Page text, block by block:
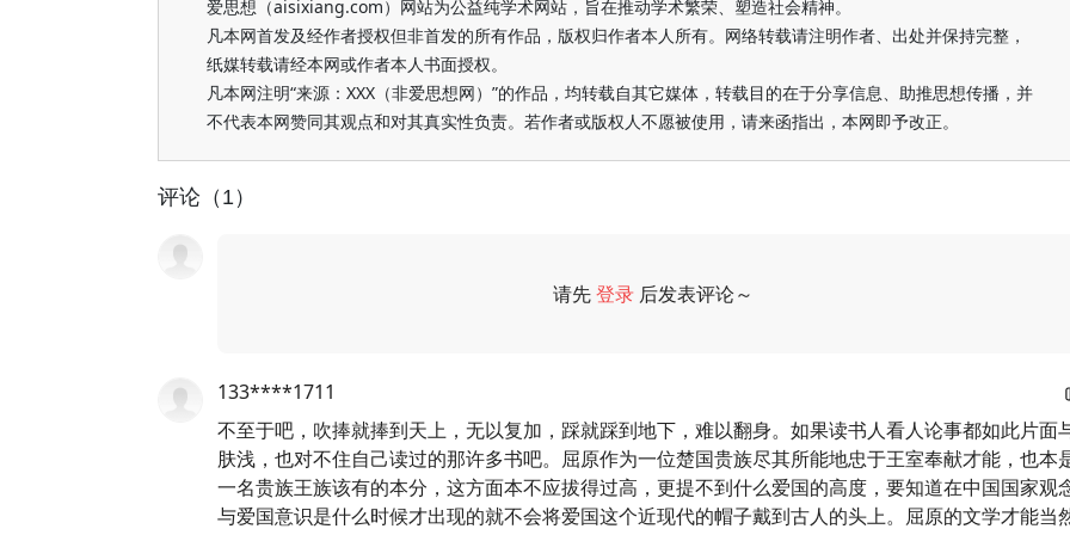
爱思想（aisixiang.com）网站为公益纯学术网站，旨在推动学术繁荣、塑造社会精神。
凡本网首发及经作者授权但非首发的所有作品，版权归作者本人所有。网络转载请注明作者、出处并保持完整，
纸媒转载请经本网或作者本人书面授权。
凡本网注明“来源：XXX（非爱思想网）”的作品，均转载自其它媒体，转载目的在于分享信息、助推思想传播，并
不代表本网赞同其观点和对其真实性负责。若作者或版权人不愿被使用，请来函指出，本网即予改正。
评论（1）
请先登录 后发表评论～
133****1711
不至于吧，吹捧就捧到天上，无以复加，踩就踩到地下，难以翻身。如果读书人看人论事都如此片面
肤浅，也对不住自己读过的那许多书吧。屈原作为一位楚国贵族尽其所能地忠于王室奉献才能，也本
一名贵族王族该有的本分，这方面本不应拔得过高，更提不到什么爱国的高度，要知道在中国国家观
与爱国意识是什么时候才出现的就不会将爱国这个近现代的帽子戴到古人的头上。屈原的文学才能当